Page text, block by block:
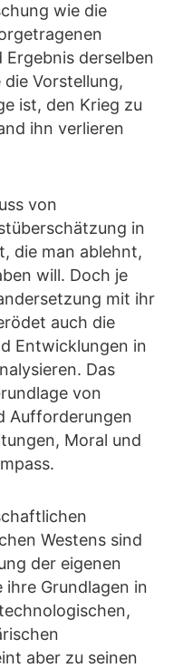
wie die
derselben
Vorstellung,
ist, den Krieg zu
ihn verlieren
von
in
die man ablehnt,
will. Doch je
mit ihr
auch die
Entwicklungen in
Das
von
Aufforderungen
Moral und
Westens sind
der eigenen
ihre Grundlagen in
aber zu seinen